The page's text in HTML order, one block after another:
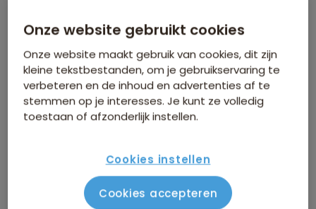
Inbegrepen in de reissom
Onze website gebruikt cookies
Onze website maakt gebruik van cookies, dit zijn
kleine tekstbestanden, om je gebruikservaring te
verbeteren en de inhoud en advertenties af te
stemmen op je interesses. Je kunt ze volledig
toestaan of afzonderlijk instellen.
Cookies instellen
Cookies accepteren